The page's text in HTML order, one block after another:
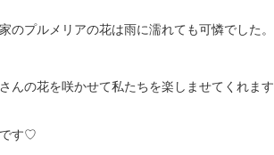
プルメリアの花は雨に濡れても可憐でした。
んの花を咲かせて私たちを楽しませてくれます
です♡